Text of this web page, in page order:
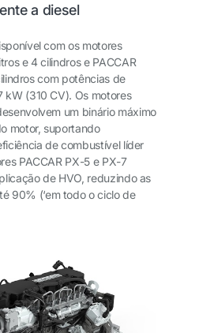
a diesel
com os motores
e 4 cilindros e PACCAR
com potências de
kW (310 CV). Os motores
um binário máximo
motor, suportando
de combustível líder
PACCAR PX-5 e PX-7
de HVO, reduzindo as
90% (‘em todo o ciclo de